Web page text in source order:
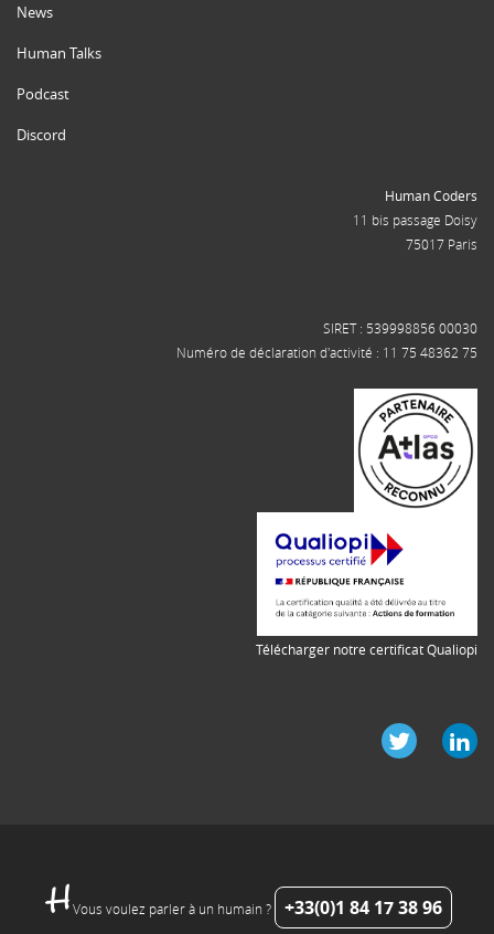
News
Human Talks
Podcast
Discord
Human Coders
11 bis passage Doisy
75017 Paris
SIRET : 539998856 00030
Numéro de déclaration d'activité : 11 75 48362 75
Télécharger notre certificat Qualiopi
Vous voulez parler à un humain ? +33(0)1 84 17 38 96